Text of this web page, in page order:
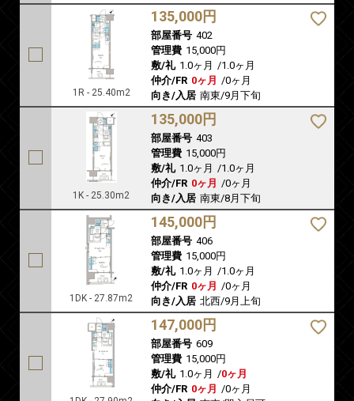
1R - 25.40m2
135,000円
部屋番号 402
管理費 15,000円
敷/礼 1.0ヶ月 /1.0ヶ月
仲介/FR 0ヶ月 /0ヶ月
向き/入居 南東/9月下旬
1K - 25.30m2
135,000円
部屋番号 403
管理費 15,000円
敷/礼 1.0ヶ月 /1.0ヶ月
仲介/FR 0ヶ月 /0ヶ月
向き/入居 南東/8月下旬
1DK - 27.87m2
145,000円
部屋番号 406
管理費 15,000円
敷/礼 1.0ヶ月 /1.0ヶ月
仲介/FR 0ヶ月 /0ヶ月
向き/入居 北西/9月上旬
147,000円
部屋番号 609
管理費 15,000円
敷/礼 1.0ヶ月 /0ヶ月
仲介/FR 0ヶ月 /0ヶ月